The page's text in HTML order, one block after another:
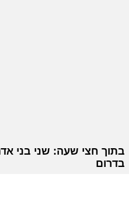
בתוך חצי שעה: שני בני
בדרום